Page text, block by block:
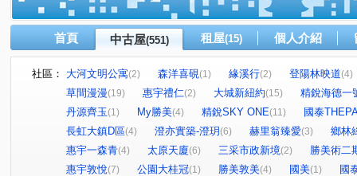
首頁 中古屋(551) 租屋(15) 個人介紹
社區： 大河文明公寓(2) 森洋喜硯(1) 緣溪行(2) 登陽林映道(4)
草間漫漫(19) 惠宇禮仁(2) 大城新紐約(15)
精銳海德一
丹源齊玉(1) My勝美(4) 精銳SKY ONE(11)
國泰
長虹大鎮D區(4) 澄亦實築-澄玥(6) 赫里翁臻愛(3)
鄉林
惠宇一森青(4) 太原天廈(6) 三采市政新境(2)
勝美術二
惠宇敦悅(7) 公園大桂冠(1) 勝美敦美(4) 國美(1)
國